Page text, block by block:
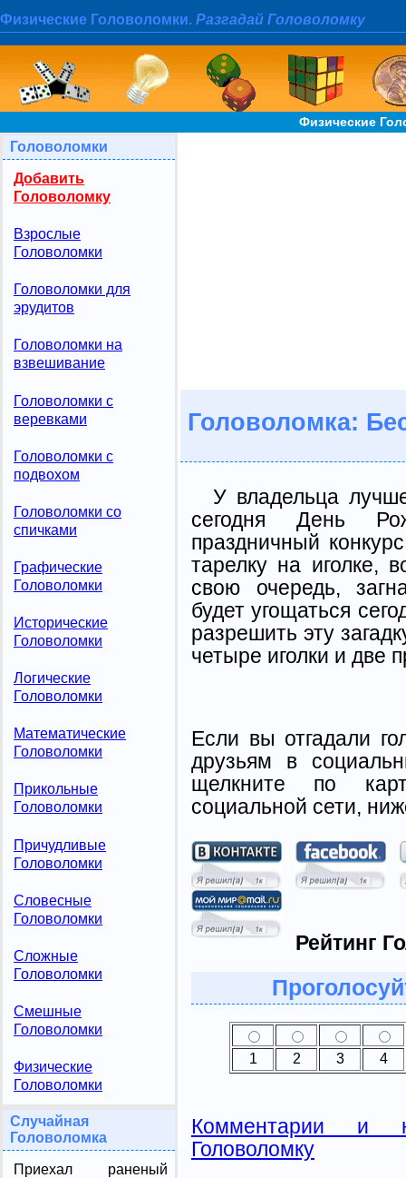
Физические Головоломки. Разгадай Головоломку
Физические
Головоломки
Добавить
Головоломку
Взрослые
Головоломки
Головоломки для
эрудитов
Головоломки на
взвешивание
Головоломки с
веревками
Головоломки с
подвохом
Головоломки со
спичками
Графические
Головоломки
Исторические
Головоломки
Логические
Головоломки
Математические
Головоломки
Прикольные
Головоломки
Причудливые
Головоломки
Словесные
Головоломки
Сложные
Головоломки
Смешные
Головоломки
Физические
Головоломки
Случайная
Головоломка
Приехал раненый
Головоломка:
У владельца
сегодня День
праздничный
тарелку на иголке,
свою очередь,
будет угощаться
разрешить эту
четыре иголки и две
Если вы отгадали
друзьям в
щелкните по
социальной сети,
Рейтинг
1 2 3 4
Комментарии и
Головоломку